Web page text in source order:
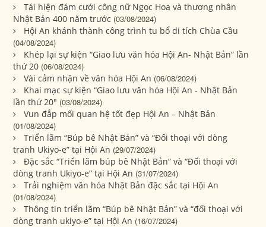
Tái hiện đám cưới công nữ Ngọc Hoa và thương nhân
Nhật Bản 400 năm trước (03/08/2024)
Hội An khánh thành công trình tu bổ di tích Chùa Cầu
(04/08/2024)
Khép lại sự kiện “Giao lưu văn hóa Hội An- Nhật Bản” lần
thứ 20 (06/08/2024)
Vài cảm nhận về văn hóa Hội An (06/08/2024)
Khai mạc sự kiện “Giao lưu văn hóa Hội An - Nhật Bản
lần thứ 20" (03/08/2024)
Vun đắp mối quan hệ tốt đẹp Hội An – Nhật Bản
(01/08/2024)
Triển lãm “Búp bê Nhật Bản” và “Đối thoại với dòng
tranh Ukiyo-e” tại Hội An (29/07/2024)
Đặc sắc “Triển lãm búp bê Nhật Bản” và “Đối thoại với
dòng tranh Ukiyo-e” tại Hội An (31/07/2024)
Trải nghiệm văn hóa Nhật Bản đặc sắc tại Hội An
(01/08/2024)
Thông tin triển lãm “Búp bê Nhật Bản” và “đối thoại với
dòng tranh ukiyo-e” tại Hội An (16/07/2024)